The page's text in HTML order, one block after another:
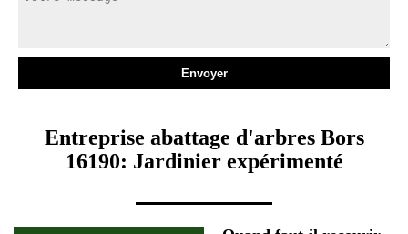
Entreprise abattage d'arbres Bors
16190: Jardinier expérimenté